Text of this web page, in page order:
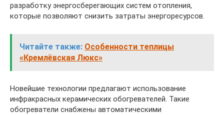
разработку энергосберегающих систем отопления,
которые позволяют снизить затраты энергоресурсов.
Читайте также: Особенности теплицы
«Кремлёвская Люкс»
Новейшие технологии предлагают использование
инфракрасных керамических обогревателей. Такие
обогреватели снабжены автоматическими